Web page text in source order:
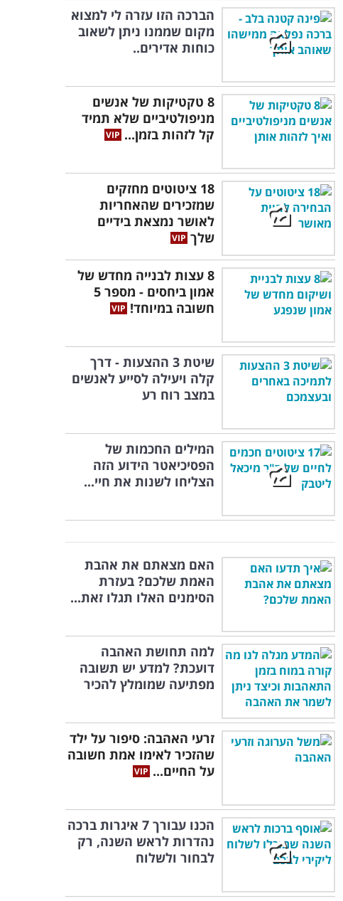
הברכה הזו עזרה לי למצוא
מקום שממנו ניתן לשאוב
כוחות אדירים..
8 טקטיקות של אנשים
מניפולטיביים שלא תמיד
קל לזהות בזמן...
18 ציטוטים מחזקים
שמזכירים שהאחריות
לאושר נמצאת בידיים
שלך
8 עצות לבנייה מחדש של
אמון ביחסים - מספר 5
חשובה במיוחד!
שיטת 3 ההצעות - דרך
קלה ויעילה לסייע לאנשים
במצב רוח רע
המילים החכמות של
הפסיכיאטר הידוע הזה
הצליחו לשנות את חיי...
האם מצאתם את אהבת
האמת שלכם? בעזרת
הסימנים האלו תגלו זאת...
למה תחושת האהבה
דועכת? למדע יש תשובה
מפתיעה שמומלץ להכיר
זרעי האהבה: סיפור על ילד
שהזכיר לאימו אמת חשובה
על החיים...
הכנו עבורך 7 איגרות ברכה
נהדרות לראש השנה, רק
לבחור ולשלוח